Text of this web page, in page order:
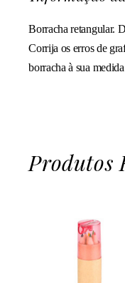
Borracha retangular.
Corrija os erros de
borracha à sua
Produtos